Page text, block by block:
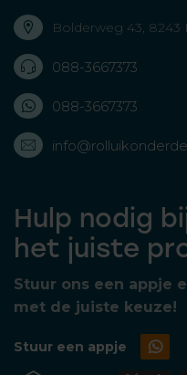
Bolderweg 43, 8243
088-3667373
088-3667373
Hulp nodig
het juiste
Stuur ons een appje
met de juiste keuze!
Stuur een appje